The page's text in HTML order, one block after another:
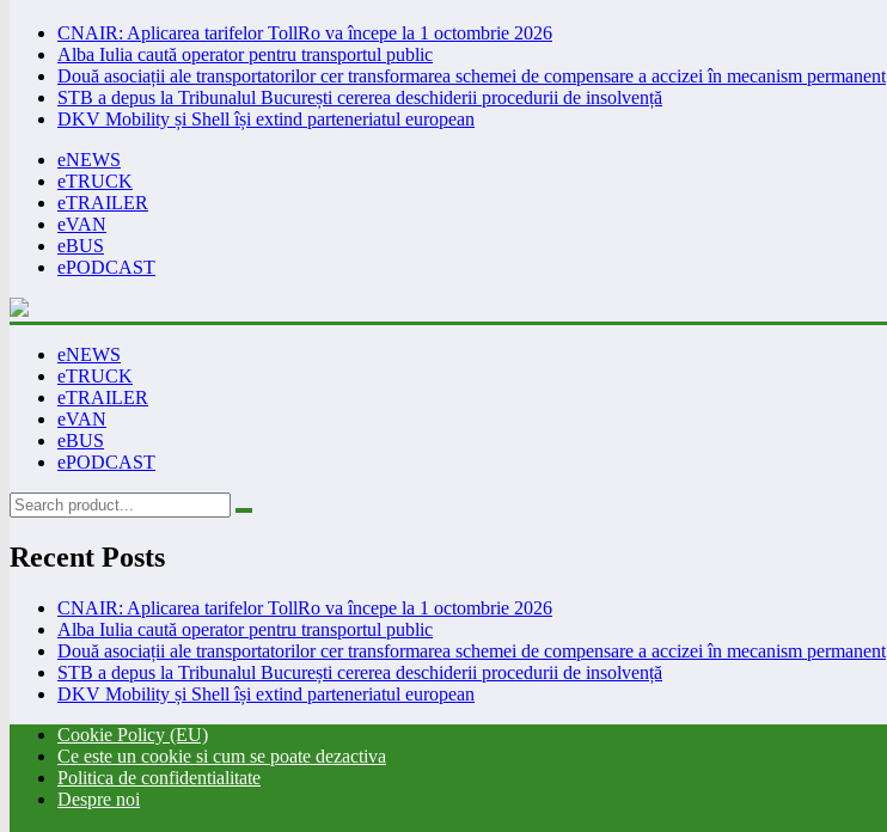
CNAIR: Aplicarea tarifelor TollRo va începe la 1 octombrie 2026
Alba Iulia caută operator pentru transportul public
Două asociații ale transportatorilor cer transformarea schemei de compensare a accizei în mecanism permanent
STB a depus la Tribunalul București cererea deschiderii procedurii de insolvență
DKV Mobility și Shell își extind parteneriatul european
eNEWS
eTRUCK
eTRAILER
eVAN
eBUS
ePODCAST
eNEWS
eTRUCK
eTRAILER
eVAN
eBUS
ePODCAST
Recent Posts
CNAIR: Aplicarea tarifelor TollRo va începe la 1 octombrie 2026
Alba Iulia caută operator pentru transportul public
Două asociații ale transportatorilor cer transformarea schemei de compensare a accizei în mecanism permanent
STB a depus la Tribunalul București cererea deschiderii procedurii de insolvență
DKV Mobility și Shell își extind parteneriatul european
Cookie Policy (EU)
Ce este un cookie si cum se poate dezactiva
Politica de confidentialitate
Despre noi